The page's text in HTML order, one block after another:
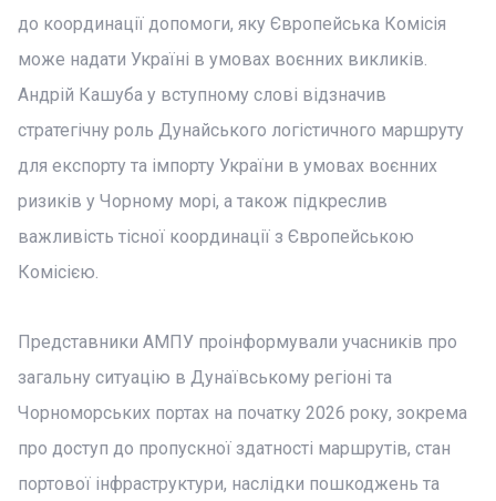
до координації допомоги, яку Європейська Комісія
може надати Україні в умовах воєнних викликів.
Андрій Кашуба у вступному слові відзначив
стратегічну роль Дунайського логістичного маршруту
для експорту та імпорту України в умовах воєнних
ризиків у Чорному морі, а також підкреслив
важливість тісної координації з Європейською
Комісією.
Представники АМПУ проінформували учасників про
загальну ситуацію в Дунаївському регіоні та
Чорноморських портах на початку 2026 року, зокрема
про доступ до пропускної здатності маршрутів, стан
портової інфраструктури, наслідки пошкоджень та